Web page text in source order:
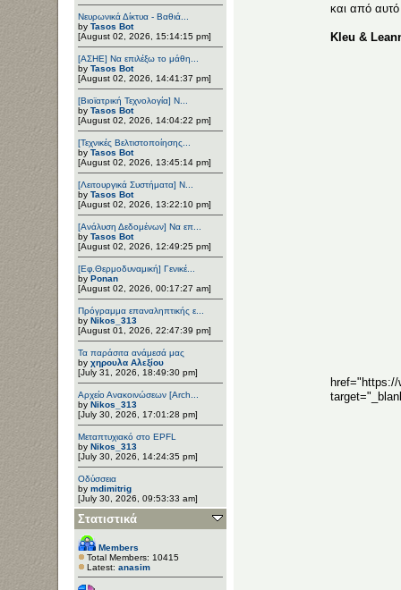
Νευρωνικά Δίκτυα - Βαθιά...
by Tasos Bot
[August 02, 2026, 15:14:15 pm]
[ΑΣΗΕ] Να επιλέξω το μάθη...
by Tasos Bot
[August 02, 2026, 14:41:37 pm]
[Βιοϊατρική Τεχνολογία] Ν...
by Tasos Bot
[August 02, 2026, 14:04:22 pm]
[Τεχνικές Βελτιστοποίησης...
by Tasos Bot
[August 02, 2026, 13:45:14 pm]
[Λειτουργικά Συστήματα] Ν...
by Tasos Bot
[August 02, 2026, 13:22:10 pm]
[Ανάλυση Δεδομένων] Να επ...
by Tasos Bot
[August 02, 2026, 12:49:25 pm]
[Εφ.Θερμοδυναμική] Γενικέ...
by Ponan
[August 02, 2026, 00:17:27 am]
Πρόγραμμα επαναληπτικής ε...
by Nikos_313
[August 01, 2026, 22:47:39 pm]
Τα παράσιτα ανάμεσά μας
by χηρουλα Αλεξίου
[July 31, 2026, 18:49:30 pm]
Αρχείο Ανακοινώσεων [Arch...
by Nikos_313
[July 30, 2026, 17:01:28 pm]
Μεταπτυχιακό στο EPFL
by Nikos_313
[July 30, 2026, 14:24:35 pm]
Οδύσσεια
by mdimitrig
[July 30, 2026, 09:53:33 am]
Στατιστικά
Members
Total Members: 10415
Latest: anasim
και από αυτό
Kleu &